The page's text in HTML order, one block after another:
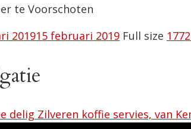
te Voorschoten
201915 februari 2019 Full size
delig Zilveren koffie servies, van